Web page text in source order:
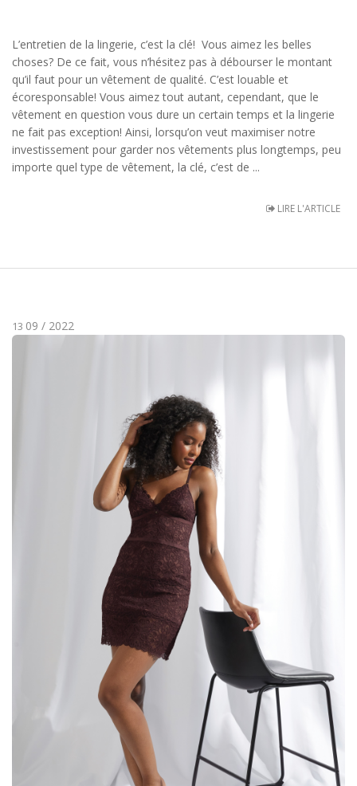
L’entretien de la lingerie, c’est la clé! Vous aimez les belles
choses? De ce fait, vous n’hésitez pas à débourser le montant
qu’il faut pour un vêtement de qualité. C’est louable et
écoresponsable! Vous aimez tout autant, cependant, que le
vêtement en question vous dure un certain temps et la lingerie
ne fait pas exception! Ainsi, lorsqu’on veut maximiser notre
investissement pour garder nos vêtements plus longtemps, peu
importe quel type de vêtement, la clé, c’est de ...
LIRE L'ARTICLE
13 09 / 2022